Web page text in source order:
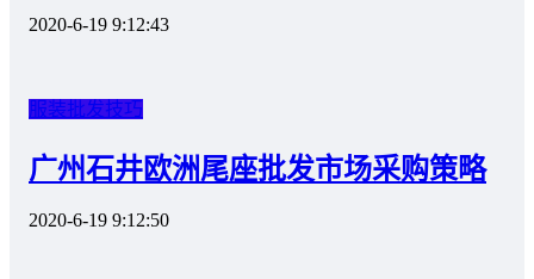
2020-6-19 9:12:43
服装批发技巧
广州石井欧洲尾座批发市场采购策略
2020-6-19 9:12:50